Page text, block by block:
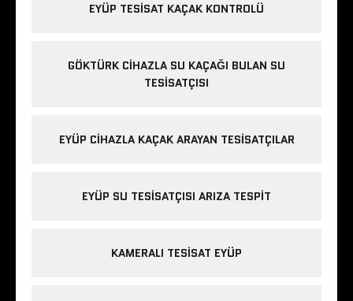
EYÜP TESISAT KAÇAK KONTROLÜ
GÖKTÜRK CIHAZLA SU KAÇAĞI BULAN SU
TESISATÇISI
EYÜP CIHAZLA KAÇAK ARAYAN TESISATÇILAR
EYÜP SU TESISATÇISI ARIZA TESPIT
KAMERALI TESISAT EYÜP